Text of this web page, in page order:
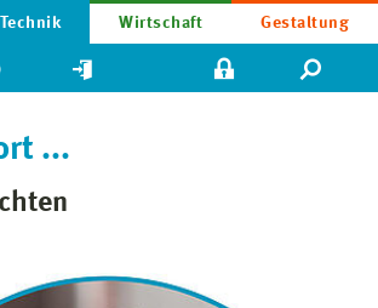
Technik Wirtschaft Gestaltung
...